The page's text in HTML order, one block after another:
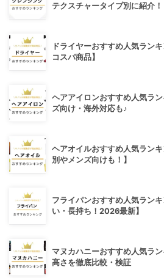
テクスチャータイプ別に紹介！
ドライヤーおすすめ人気ラン
コスパ商品】
ヘアアイロンおすすめ人気ラ
ズ向け・海外対応も♪
ヘアオイルおすすめ人気ラン
別やメンズ向けも！】
フライパンおすすめ人気ラン
い・長持ち！2026最新】
マヌカハニーおすすめ人気ラ
高さを徹底比較・検証